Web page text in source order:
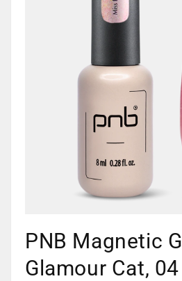
in
Modal
öffnen
PNB Magnetic
Glamour Cat,